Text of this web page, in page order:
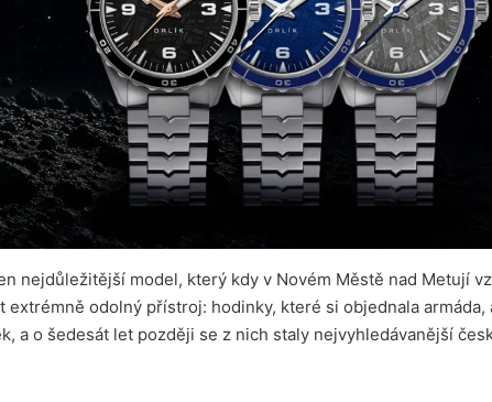
nejdůležitější model, který kdy v Novém Městě nad Metují
odolný přístroj: hodinky, které si objednala armáda,
a o šedesát let později se z nich staly nejvyhledávanější